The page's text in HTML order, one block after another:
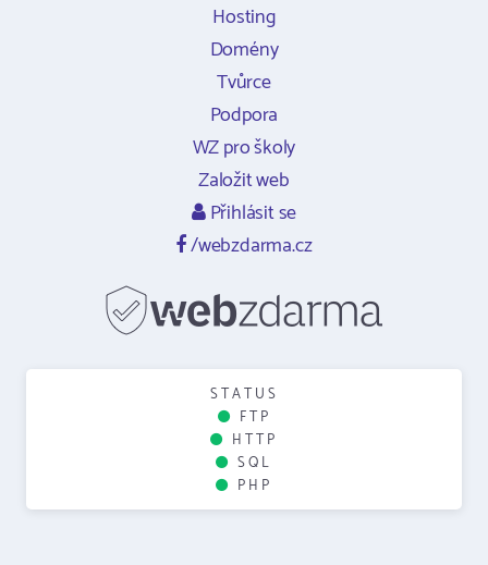
Hosting
Domény
Tvůrce
Podpora
WZ pro školy
Založit web
Přihlásit se
/webzdarma.cz
STATUS
FTP
HTTP
SQL
PHP